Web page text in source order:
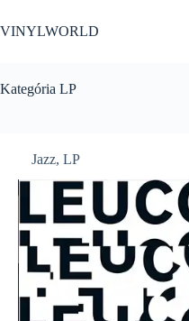
to
content
VINYLWORLD
Kategória LP
Jazz, LP